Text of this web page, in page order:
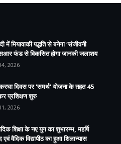
में मियावाकी पद्धति से बनेगा ‘संजीवनी
फंड से विकसित होगा जानकी जलाशय
2026
दिवस पर 'समर्थ' योजना के तहत 45
प्रशिक्षण शुरु
2026
शिक्षा के नए युग का शुभारम्भ, महर्षि
एवं वैदिक विद्यापीठ का हुआ शिलान्यास